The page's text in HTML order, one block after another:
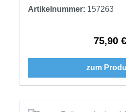
Artikelnummer: 157263
75,90 €
zum